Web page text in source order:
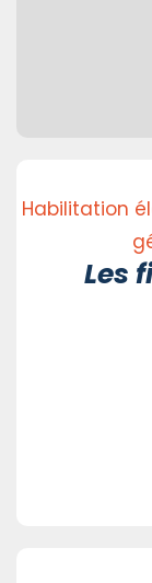
Habilitation
Les